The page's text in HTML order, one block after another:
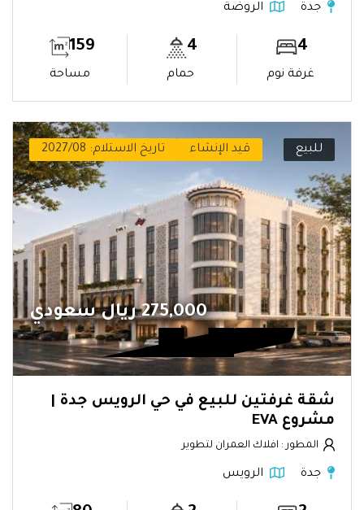
جدة الروضة
4
غرفة نوم
4
حمام
159
مساحة
للبيع قيد الإنشاء تاريخ الاستلام: 2027/08
275,000 ريال سعودي
شقة غرفتين للبيع في حي الرويس جدة |
مشروع EVA
المطور : افلاك العمران لتطوير
جدة الرويس